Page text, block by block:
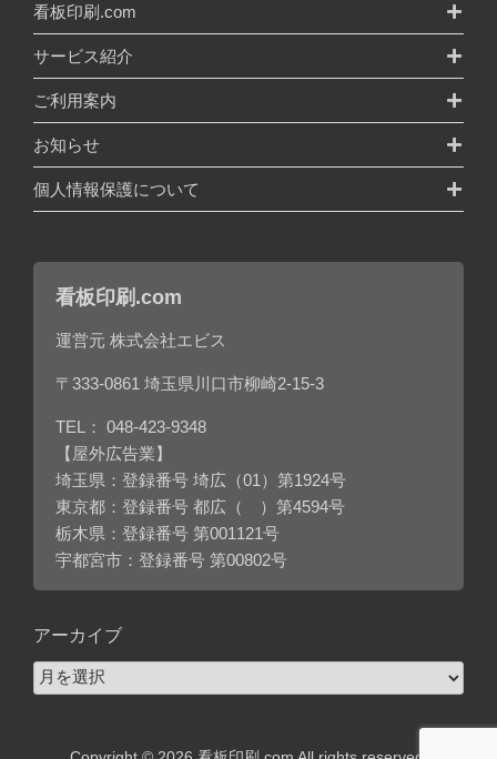
看板印刷.com
サービス紹介
ご利用案内
お知らせ
個人情報保護について
看板印刷.com
運営元 株式会社エビス
〒333-0861 埼玉県川口市柳崎2-15-3
TEL： 048-423-9348
【屋外広告業】
埼玉県：登録番号 埼広（01）第1924号
東京都：登録番号 都広（ ）第4594号
栃木県：登録番号 第001121号
宇都宮市：登録番号 第00802号
アーカイブ
ア
ー